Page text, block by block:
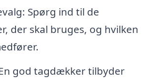
Spørg ind til de
der skal bruges, og hvilken
god tagdækker tilbyder